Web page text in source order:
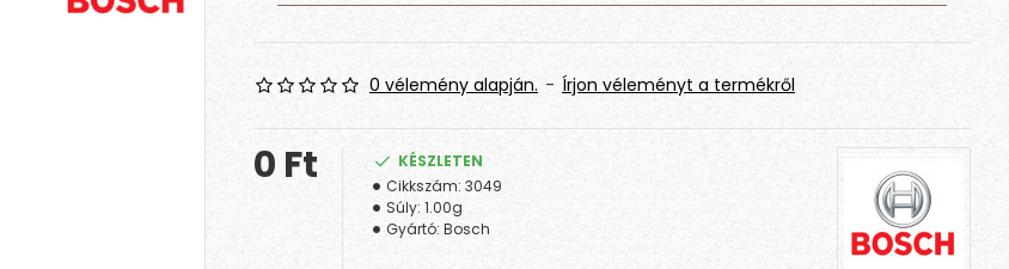
0 vélemény alapján. - Írjon véleményt a termékről
0 Ft
KÉSZLETEN
Cikkszám: 3049
Súly: 1.00g
Gyártó: Bosch